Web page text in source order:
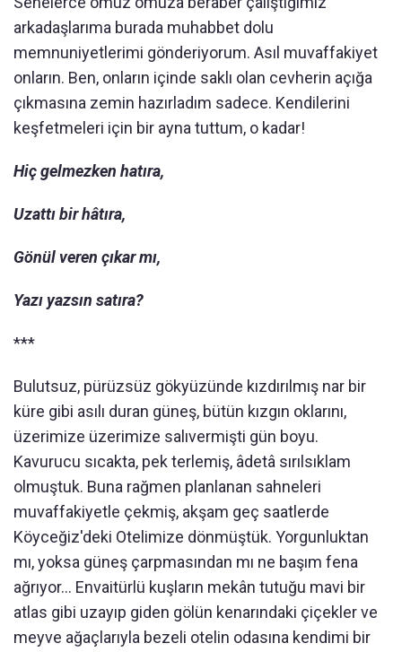
arkadaşlarıma burada muhabbet dolu
memnuniyetlerimi gönderiyorum. Asıl muvaffakiyet
onların. Ben, onların içinde saklı olan cevherin açığa
çıkmasına zemin hazırladım sadece. Kendilerini
keşfetmeleri için bir ayna tuttum, o kadar!
Hiç gelmezken hatıra,
Uzattı bir hâtıra,
Gönül veren çıkar mı,
Yazı yazsın satıra?
***
Bulutsuz, pürüzsüz gökyüzünde kızdırılmış nar bir
küre gibi asılı duran güneş, bütün kızgın oklarını,
üzerimize üzerimize salıvermişti gün boyu.
Kavurucu sıcakta, pek terlemiş, âdetâ sırılsıklam
olmuştuk. Buna rağmen planlanan sahneleri
muvaffakiyetle çekmiş, akşam geç saatlerde
Köyceğiz'deki Otelimize dönmüştük. Yorgunluktan
mı, yoksa güneş çarpmasından mı ne başım fena
ağrıyor... Envaitürlü kuşların mekân tutuğu mavi bir
atlas gibi uzayıp giden gölün kenarındaki çiçekler ve
meyve ağaçlarıyla bezeli otelin odasına kendimi bir